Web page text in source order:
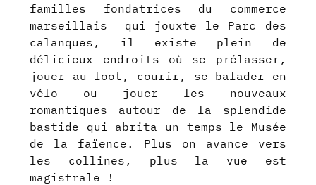
familles fondatrices du commerce
marseillais qui jouxte le Parc des
calanques, il existe plein de
délicieux endroits où se prélasser,
jouer au foot, courir, se balader en
vélo ou jouer les nouveaux
romantiques autour de la splendide
bastide qui abrita un temps le Musée
de la faïence. Plus on avance vers
les collines, plus la vue est
magistrale !